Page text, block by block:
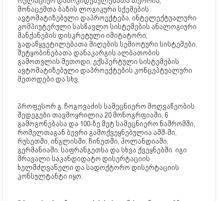
მონაცემთა ბაზის ლოგიკური სქემების
ავტომატიზებული დაპროექტება, ინტელექტუალური
კომპიუტერული სასწავლო სისტემების ანალოგიური
მანქანების დისკრეტული იმიტატორი,
გადაწყვეტილებათა მიღების სემიოტური სისტემები,
შეტყობინებათა დანაკარგის ალბათობის
გამოთვლის მეთოდი, ექსპერტული სისტემების
ავტომატიზებული დაპროექტების კონცეპტუალური
მეთოდები და სხვ.
პროფესორ გ. ჩოგოვაძის სამეცნიერო მოღვაწეობის
შედეგები თავმოყრილია 20 მონოგრფიაში, 6
გამოგონებასა და 100-ზე მეტ სამეცნიერო ნაშრომში,
რომელთაგან ბევრი გამოქვეყნებულია აშშ-ში,
რუსეთში, ინგლისში, ჩინეთში, ჰოლანდიაში,
გერმანიაში, საფრანგეთსა და სხვა ქვეყნებში. იგი
მრავალი საკანდიდატო დისერტაციის
ხელმძღვანელი და სადოქტორო დისერტაციის
კონსულტანტი იყო.